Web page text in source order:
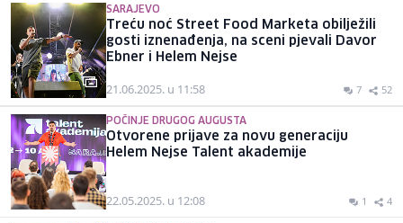
SARAJEVO
Treću noć Street Food Marketa obilježili
gosti iznenađenja, na sceni pjevali Davor
Ebner i Helem Nejse
21.06.2025. u 11:58 7 52
POČINJE DRUGOG AUGUSTA
Otvorene prijave za novu generaciju
Helem Nejse Talent akademije
22.05.2025. u 12:08 1 4